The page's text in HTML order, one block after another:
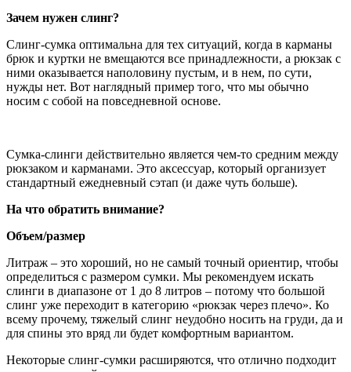
Зачем нужен слинг?
Слинг-сумка оптимальна для тех ситуаций, когда в карманы
брюк и куртки не вмещаются все принадлежности, а рюкзак с
ними оказывается наполовину пустым, и в нем, по сути,
нужды нет. Вот наглядный пример того, что мы обычно
носим с собой на повседневной основе.
Сумка-слинги действительно является чем-то средним между
рюкзаком и карманами. Это аксессуар, который организует
стандартный ежедневный сэтап (и даже чуть больше).
На что обратить внимание?
Объем/размер
Литраж – это хороший, но не самый точный ориентир, чтобы
определиться с размером сумки. Мы рекомендуем искать
слинги в диапазоне от 1 до 8 литров – потому что большой
слинг уже переходит в категорию «рюкзак через плечо». Ко
всему прочему, тяжелый слинг неудобно носить на груди, да и
для спины это вряд ли будет комфортным вариантом.
Некоторые слинг-сумки расширяются, что отлично подходит